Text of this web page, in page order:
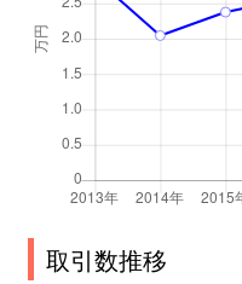
取引数推移